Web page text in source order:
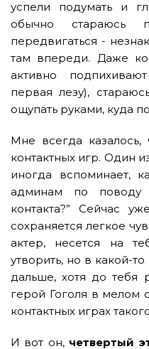
успели подумать и
обычно стараюсь
передвигаться -
там впереди. Даже
активно
первая лезу),
ощупать руками, куда
Мне всегда
контактных игр. Один
иногда вспоминает,
админам по
контакта?” Сейчас
сохраняется легкое
актер, несется на
утворить, но в какой-
дальше, хотя до тебя
герой Гоголя в мелом
контактных играх
И вот он, четвертый